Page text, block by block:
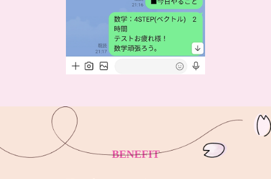
BENEFIT